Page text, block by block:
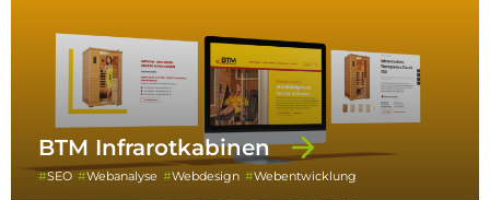
BTM Infrarotkabinen
SEO Webanalyse Webdesign Webentwicklung